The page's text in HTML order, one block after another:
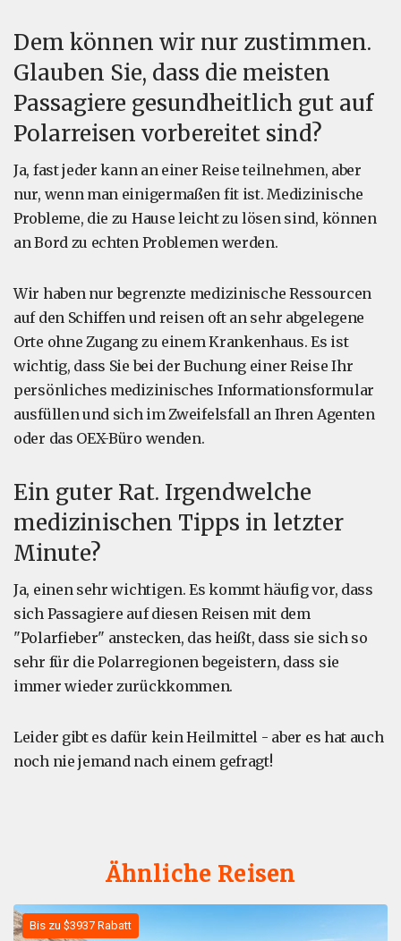
Dem können wir nur zustimmen.
Glauben Sie, dass die meisten
Passagiere gesundheitlich gut auf
Polarreisen vorbereitet sind?
Ja, fast jeder kann an einer Reise teilnehmen, aber
nur, wenn man einigermaßen fit ist. Medizinische
Probleme, die zu Hause leicht zu lösen sind, können
an Bord zu echten Problemen werden.
Wir haben nur begrenzte medizinische Ressourcen
auf den Schiffen und reisen oft an sehr abgelegene
Orte ohne Zugang zu einem Krankenhaus. Es ist
wichtig, dass Sie bei der Buchung einer Reise Ihr
persönliches medizinisches Informationsformular
ausfüllen und sich im Zweifelsfall an Ihren Agenten
oder das OEX-Büro wenden.
Ein guter Rat. Irgendwelche
medizinischen Tipps in letzter
Minute?
Ja, einen sehr wichtigen. Es kommt häufig vor, dass
sich Passagiere auf diesen Reisen mit dem
"Polarfieber" anstecken, das heißt, dass sie sich so
sehr für die Polarregionen begeistern, dass sie
immer wieder zurückkommen.
Leider gibt es dafür kein Heilmittel - aber es hat auch
noch nie jemand nach einem gefragt!
Ähnliche Reisen
Bis zu $3937 Rabatt